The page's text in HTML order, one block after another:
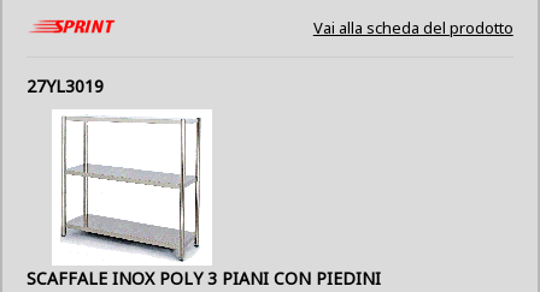
Vai alla scheda del prodotto
27YL3019
SCAFFALE INOX POLY 3 PIANI CON PIEDINI